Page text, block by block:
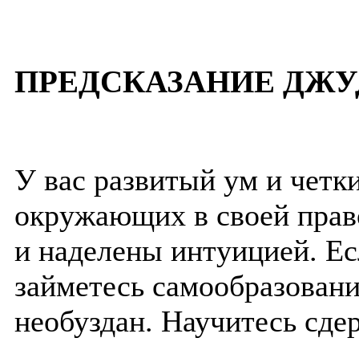
ПРЕДСКАЗАНИЕ
У вас развитый ум и
окружающих в своей
и наделены интуицией.
займетесь
необуздан. Научитесь